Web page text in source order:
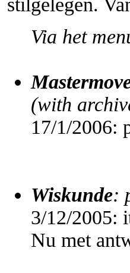
Via het
(with
17/1/2006:
Wiskunde:
3/12/2005:
Nu met